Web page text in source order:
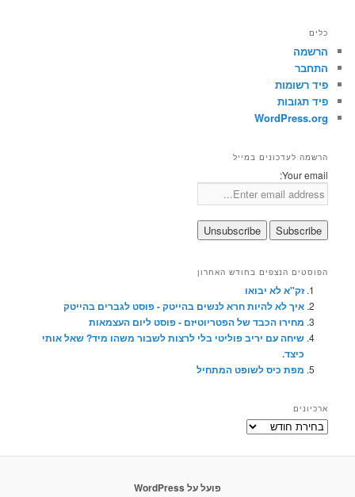
כלים
הרשמה
התחבר
פיד רשומות
פיד תגובות
WordPress.org
הרשמה לעדכונים במייל
Your email:
הפוסטים הנצפים בחודש האחרון
זק"א לא יבואו
איך לא להיות חרא לנשים בהייטק - פוסט לגברים בהייטק
מחירו הכבד של הפטריוטיזם - פוסט ליום העצמאות
שיחה עם יריב פוליטי בלי לרצות לשבור משהו מיד? שאל אותי
כיצד.
מפת כיס לשופט המתחיל
ארכיונים
ארכיונים
פועל על WordPress